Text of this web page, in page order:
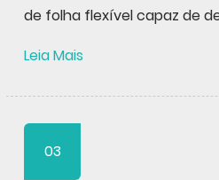
de folha flexível capaz de
Leia Mais
03